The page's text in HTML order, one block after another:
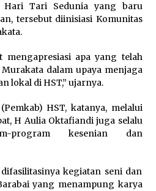
Hari Tari Sedunia yang baru
tersebut diinisiasi Komunitas
mengapresiasi apa yang telah
dalam upaya menjaga
lokal di HST,” ujarnya.
HST, katanya, melalui
H Aulia Oktafiandi juga selalu
program kesenian dan
kegiatan seni dan
yang menampung karya